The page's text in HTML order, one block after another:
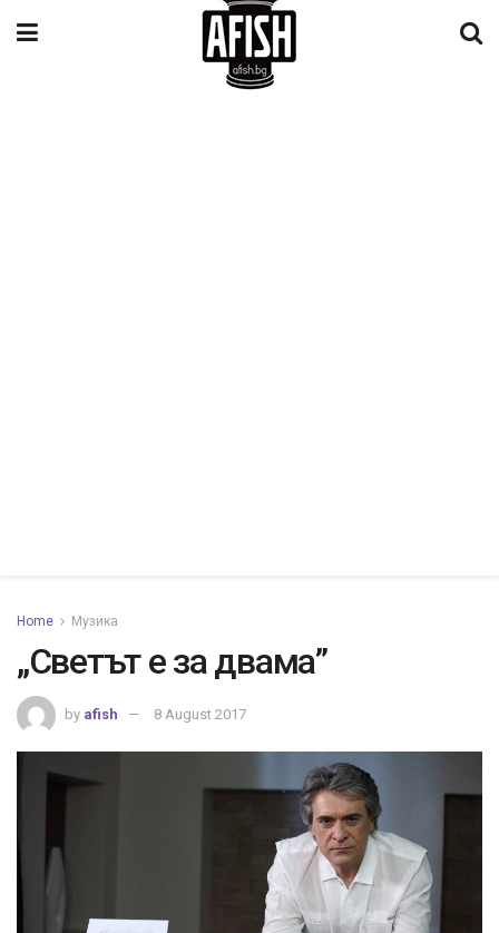
Home Музика
„Светът е за двама”
by afish 8 August 2017